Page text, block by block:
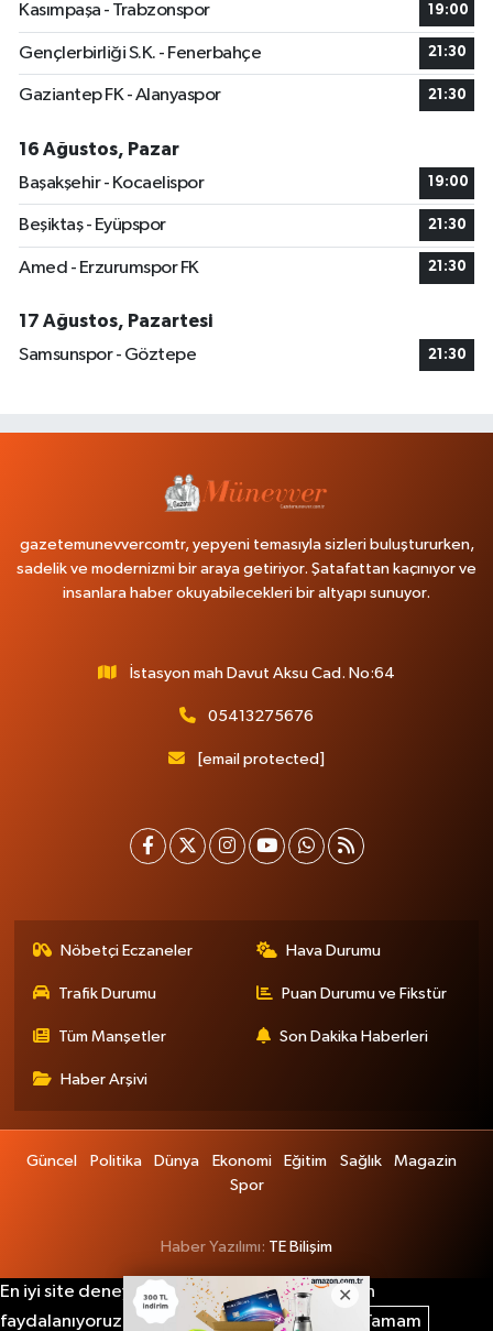
Kasımpaşa - Trabzonspor 19:00
Gençlerbirliği S.K. - Fenerbahçe 21:30
Gaziantep FK - Alanyaspor 21:30
16 Ağustos, Pazar
Başakşehir - Kocaelispor
19:00
Beşiktaş - Eyüpspor 21:30
Amed - Erzurumspor FK 21:30
17 Ağustos, Pazartesi
Samsunspor - Göztepe
21:30
gazetemunevvercomtr, yepyeni temasıyla sizleri buluştururken,
sadelik ve modernizmi bir araya getiriyor. Şatafattan kaçınıyor ve
insanlara haber okuyabilecekleri bir altyapı sunuyor.
İstasyon mah Davut Aksu Cad. No:64
05413275676
[email protected]
Nöbetçi Eczaneler Hava Durumu
Trafik Durumu Puan Durumu ve Fikstür
Tüm Manşetler Son Dakika Haberleri
Haber Arşivi
Güncel Politika Dünya Ekonomi Eğitim Sağlık
Magazin
Spor
Haber Yazılımı: TE Bilişim
En iyi site deneyimi sağlamak için çerezlerden
faydalanıyoruz. Detaylar için lütfen tıklayın.
Tamam